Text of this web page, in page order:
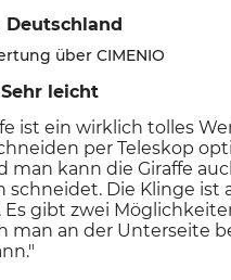
Deutschland
über CIMENIO
Sehr leicht
ist ein wirklich tolles
per Teleskop
man kann die Giraffe
schneidet. Die Klinge
gibt zwei
man an der Unterseite